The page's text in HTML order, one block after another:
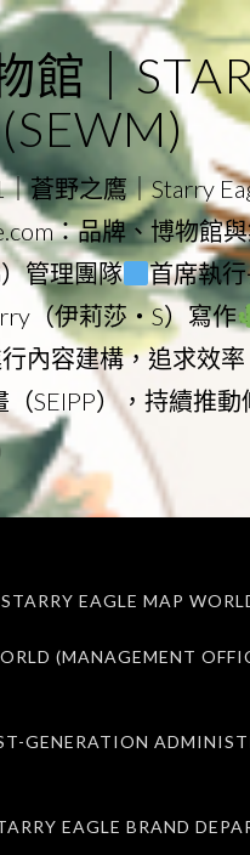
｜
蒼野之鷹｜Starry
：品牌、博物館
管理團隊 首席執
（伊莉莎・S）寫作
內容建構，追求效
SEIPP），持續推
Instagram
EAGLE MAP
(MANAGEMENT
GENERATION
EAGLE BRAND